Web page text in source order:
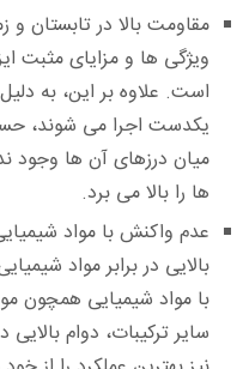
مقاومت بالا در تابستان و
ویژگی‌ ها و مزایای مثبت
است. علاوه بر این، به
یکدست اجرا می‌ شوند،
میان درزهای آن‌ ها وجود
ها را بالا می‌ برد.
عدم واکنش با مواد
بالایی در برابر مواد
با مواد شیمیایی همچون
سایر ترکیبات، دوام